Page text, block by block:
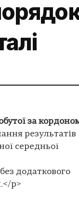
за
результатів
середньої
додаткового
p>